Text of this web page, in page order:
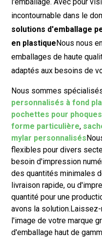
incontournable dans le
solutions d'emballage
en plastiqueNous nous
emballages de haute
adaptés aux besoins de
Nous sommes
personnalisés à fond
pochettes pour
forme particulière,
mylar personnalisés
flexibles pour divers
besoin d'impression
des quantités minimales
livraison rapide, ou
quantité pour une
avons la solution.Laissez-
l'image de votre marque
d'emballage haut de